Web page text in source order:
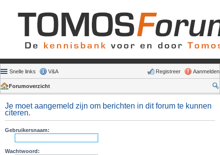
Snelle links V&A Aanmelden
Registreer
Forumoverzicht
Je moet aangemeld zijn om berichten in dit forum te kunnen
citeren.
Gebruikersnaam:
Wachtwoord: